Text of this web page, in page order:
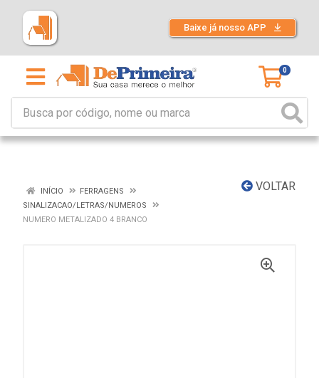
Baixe já nosso APP
0
VOLTAR
INÍCIO
FERRAGENS
SINALIZACAO/LETRAS/NUMEROS
NUMERO METALIZADO 4 BRANCO